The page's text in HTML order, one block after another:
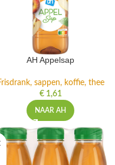
Frisdrank, sappen, koffie, thee
€ 1,61
NAAR AH